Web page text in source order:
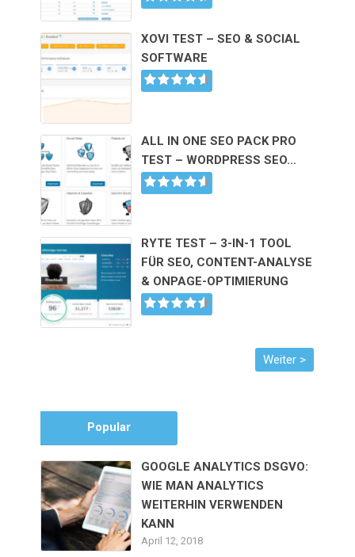
XOVI TEST – SEO & SOCIAL
SOFTWARE
ALL IN ONE SEO PACK PRO
TEST – WORDPRESS SEO…
RYTE TEST – 3-IN-1 TOOL
FÜR SEO, CONTENT-ANALYSE
& ONPAGE-OPTIMIERUNG
Popular
GOOGLE ANALYTICS DSGVO:
WIE MAN ANALYTICS
WEITERHIN VERWENDEN
KANN
April 12, 2018